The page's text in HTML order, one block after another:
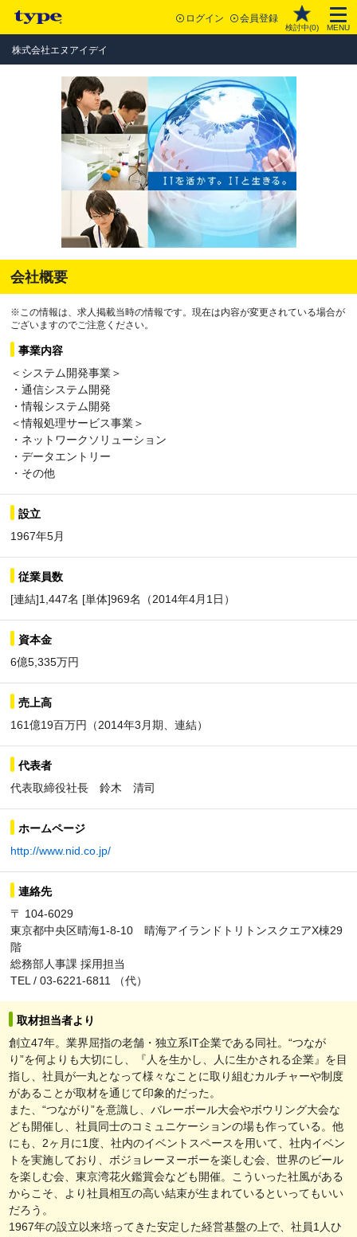
ログイン 会員登録
検討中(0) MENU
株式会社エヌアイデイ
会社概要
※この情報は、求人掲載当時の情報です。現在は内容が変更されている場合が
ございますのでご注意ください。
事業内容
＜システム開発事業＞
・通信システム開発
・情報システム開発
＜情報処理サービス事業＞
・ネットワークソリューション
・データエントリー
・その他
設立
1967年5月
従業員数
[連結]1,447名 [単体]969名（2014年4月1日）
資本金
6億5,335万円
売上高
161億19百万円（2014年3月期、連結）
代表者
代表取締役社長 鈴木 清司
ホームページ
http://www.nid.co.jp/
連絡先
〒 104-6029
東京都中央区晴海1-8-10 晴海アイランドトリトンスクエアX棟29
階
総務部人事課 採用担当
TEL / 03-6221-6811 （代）
取材担当者より
創立47年。業界屈指の老舗・独立系IT企業である同社。“つなが
り”を何よりも大切にし、『人を生かし、人に生かされる企業』を目
指し、社員が一丸となって様々なことに取り組むカルチャーや制度
があることが取材を通じて印象的だった。
また、“つながり”を意識し、バレーボール大会やボウリング大会な
ども開催し、社員同士のコミュニケーションの場も作っている。他
にも、2ヶ月に1度、社内のイベントスペースを用いて、社内イベン
トを実施しており、ボジョレーヌーボーを楽しむ会、世界のビール
を楽しむ会、東京湾花火鑑賞会なども開催。こういった社風がある
からこそ、より社員相互の高い結束が生まれているといってもいい
だろう。
1967年の設立以来培ってきた安定した経営基盤の上で、社員1人ひ